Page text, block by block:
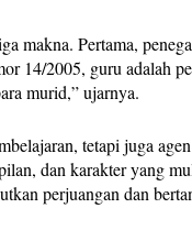
makna. Pertama,
14/2005, guru adalah
murid,” ujarnya.
tetapi juga
dan karakter yang
perjuangan dan